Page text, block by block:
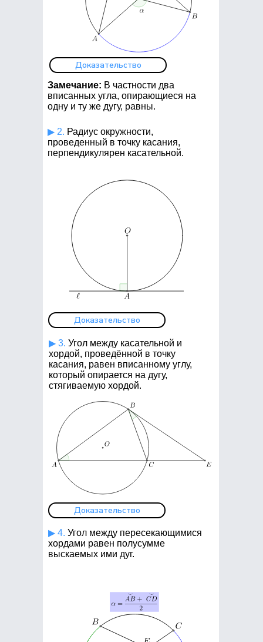
Замечание: В частности два
вписанных угла, опирающиеся на
одну и ту же дугу, равны.
Доказательство
▶ 2. Радиус окружности,
проведенный в точку касания,
перпендикулярен касательной.
Доказательство
▶ 3. Угол между касательной и
хордой, проведённой в точку
касания, равен вписанному углу,
который опирается на дугу,
стягиваемую хордой.
Доказательство
▶ 4. Угол между пересекающимися
хордами равен полусумме
выскаемых ими дуг.